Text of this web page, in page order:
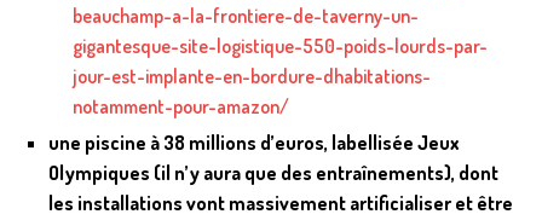
beauchamp-a-la-frontiere-de-taverny-un-
gigantesque-site-logistique-550-poids-lourds-par-
jour-est-implante-en-bordure-dhabitations-
notamment-pour-amazon/
une piscine à 38 millions d’euros, labellisée Jeux
Olympiques (il n’y aura que des entraînements), dont
les installations vont massivement artificialiser et être